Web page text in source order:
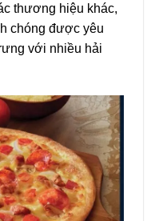
thương hiệu khác,
chóng được yêu
với nhiều hải